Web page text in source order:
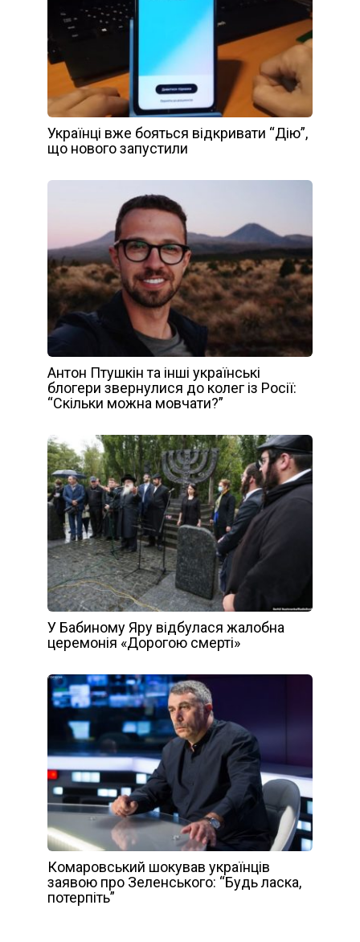
Українці вже бояться відкривати “Дію”,
що нового запустили
Антон Птушкін та інші українські
блогери звернулися до колег із Росії:
“Скільки можна мовчати?”
У Бабиному Яру відбулася жалобна
церемонія «Дорогою смерті»
Комаровський шокував українців
заявою про Зеленського: “Будь ласка,
потерпіть”